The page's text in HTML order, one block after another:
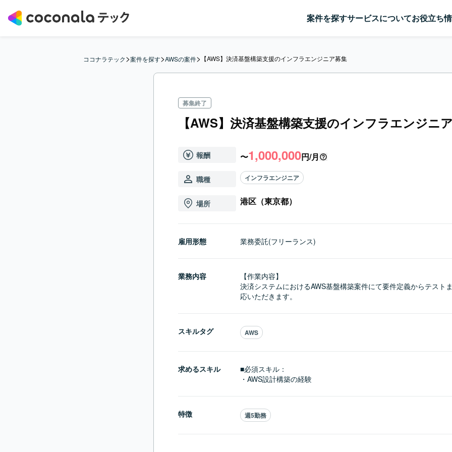
案件を探すサービスについてお役立ち
ココナラテック>案件を探す>AWSの案件> 【AWS】決済基盤構築支援のインフラエンジニア募集
募集終了
【AWS】決済基盤構築支援のインフラエンジニ
報酬 〜1,000,000円/月
職種 インフラエンジニア
場所 港区（東京都）
雇用形態 業務委託(フリーランス)
業務内容
【作業内容】
決済システムにおけるAWS基盤構築案件にて要件定義からテスト
応いただきます。
スキルタグ AWS
求めるスキル
■必須スキル：
・AWS設計構築の経験
特徴 週5勤務